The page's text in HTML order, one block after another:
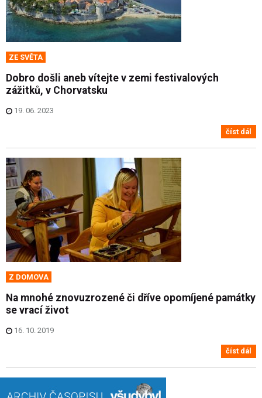
ZE SVĚTA
Dobro došli aneb vítejte v zemi festivalových
zážitků, v Chorvatsku
19. 06. 2023
číst dál
Z DOMOVA
Na mnohé znovuzrozené či dříve opomíjené památky
se vrací život
16. 10. 2019
číst dál